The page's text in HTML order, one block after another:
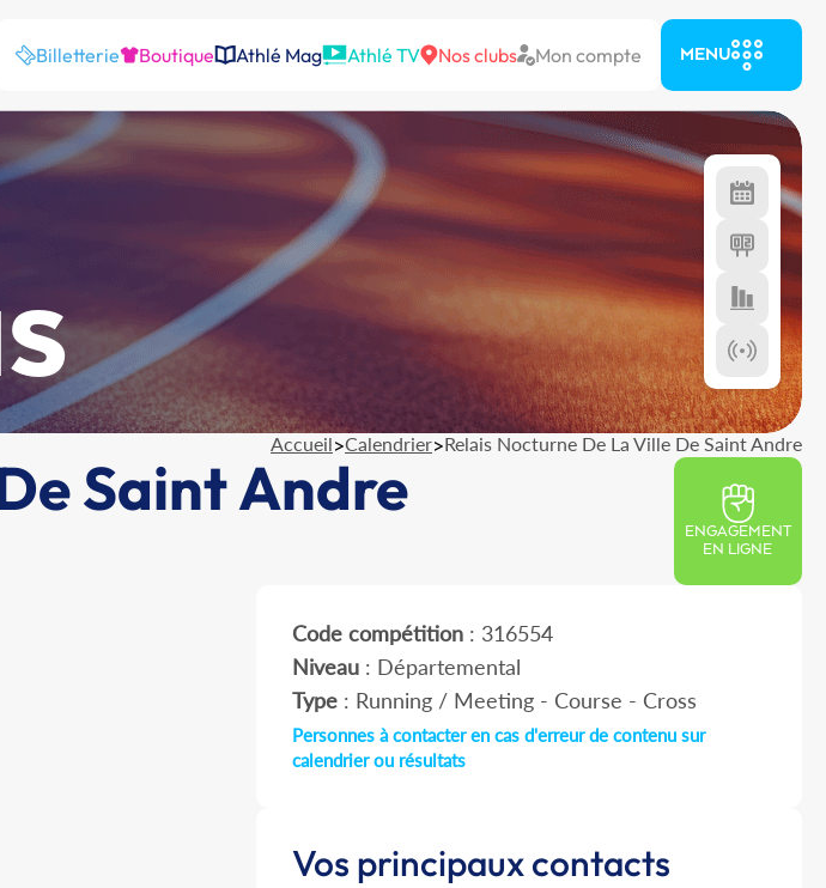
Billetterie Boutique Athlé Mag Athlé TV Nos clubs Mon compte MENU
Accueil>Calendrier>Relais Nocturne De La Ville De Saint Andre
Saint Andre
ENGAGEMENT
EN LIGNE
Code compétition: 316554
Niveau: Départemental
Type: Running / Meeting - Course - Cross
Personnes à contacter en cas d'erreur de contenu sur
calendrier ou résultats
Vos principaux contacts